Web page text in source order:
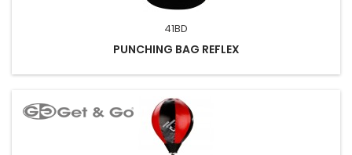
41BD
PUNCHING BAG REFLEX